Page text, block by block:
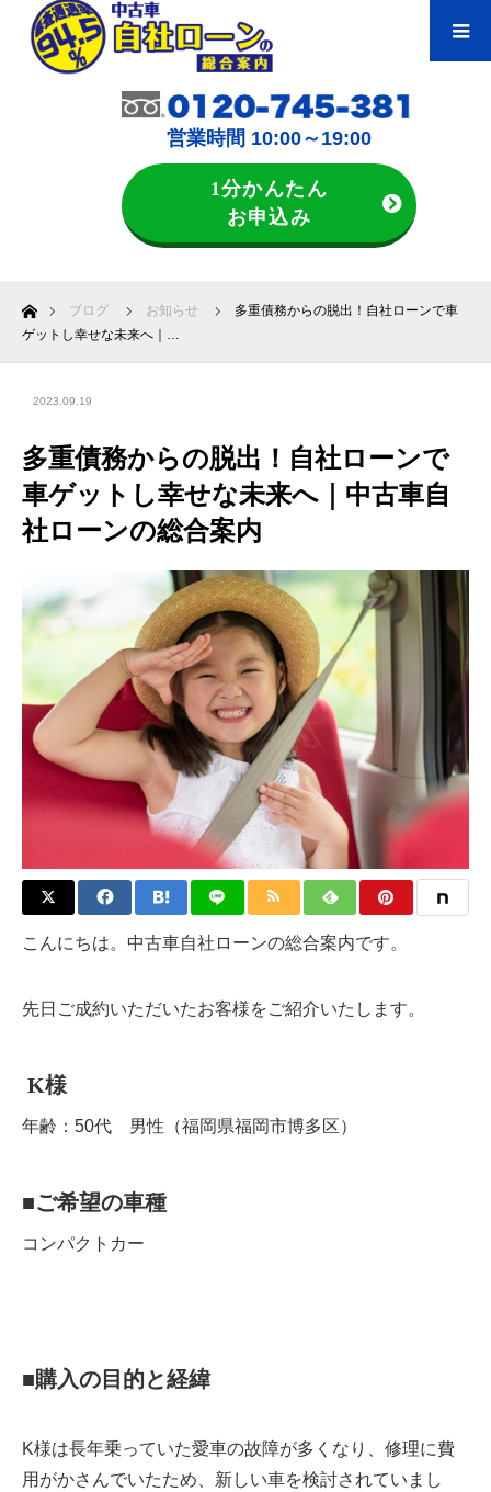
営業時間 10:00～19:00
1分かんたん
お申込み
ホームブログ お知らせ
多重債務からの脱出！自社ローンで車
ゲットし幸せな未来へ｜…
2023.09.19
多重債務からの脱出！自社ローンで
車ゲットし幸せな未来へ｜中古車自
社ローンの総合案内
こんにちは。中古車自社ローンの総合案内です。
先日ご成約いただいたお客様をご紹介いたします。
K様
年齢：50代 男性（福岡県福岡市博多区）
■ご希望の車種
コンパクトカー
■購入の目的と経緯
K様は長年乗っていた愛車の故障が多くなり、修理に費
用がかさんでいたため、新しい車を検討されていまし